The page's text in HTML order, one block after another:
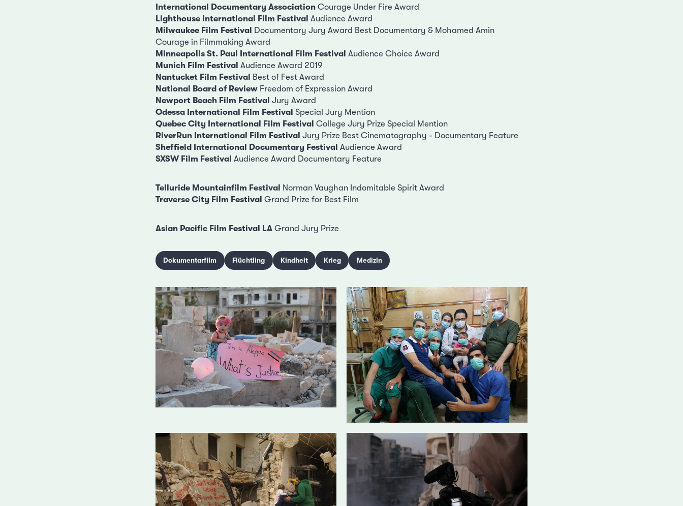
International Documentary AssociationCourage Under Fire Award
Lighthouse International Film Festival Audience Award
Milwaukee Film Festival Documentary Jury Award Best Documentary & Mohamed Amin
Courage in Filmmaking Award
Minneapolis St. Paul International Film Festival Audience Choice Award
Munich Film Festival Audience Award 2019
Nantucket Film Festival Best of Fest Award
National Board of Review Freedom of Expression Award
Newport Beach Film Festival Jury Award
Odessa International Film Festival Special Jury Mention
Quebec City International Film Festival College Jury Prize Special Mention
RiverRun International Film Festival Jury Prize Best Cinematography - Documentary Feature
Sheffield International Documentary Festival Audience Award
SXSW Film Festival Audience Award Documentary Feature
Telluride Mountainfilm Festival Norman Vaughan Indomitable Spirit Award
Traverse City Film Festival Grand Prize for Best Film
Asian Pacific Film Festival LAGrand Jury Prize
Dokumentarfilm Flüchtling Kindheit Krieg Medizin